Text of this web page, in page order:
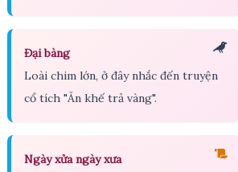
Đại bàng
Loài chim lớn, ở đây nhắc đến truyện
cổ tích "Ăn khế trả vàng".
Ngày xửa ngày xưa